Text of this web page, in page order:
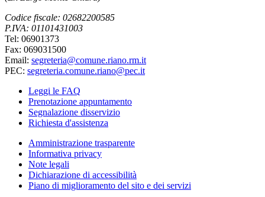
Codice fiscale: 02682200585
P.IVA: 01101431003
Tel: 06901373
Fax: 069031500
Email: segreteria@comune.riano.rm.it
PEC: segreteria.comune.riano@pec.it
Leggi le FAQ
Prenotazione appuntamento
Segnalazione disservizio
Richiesta d'assistenza
Amministrazione trasparente
Informativa privacy
Note legali
Dichiarazione di accessibilità
Piano di miglioramento del sito e dei servizi